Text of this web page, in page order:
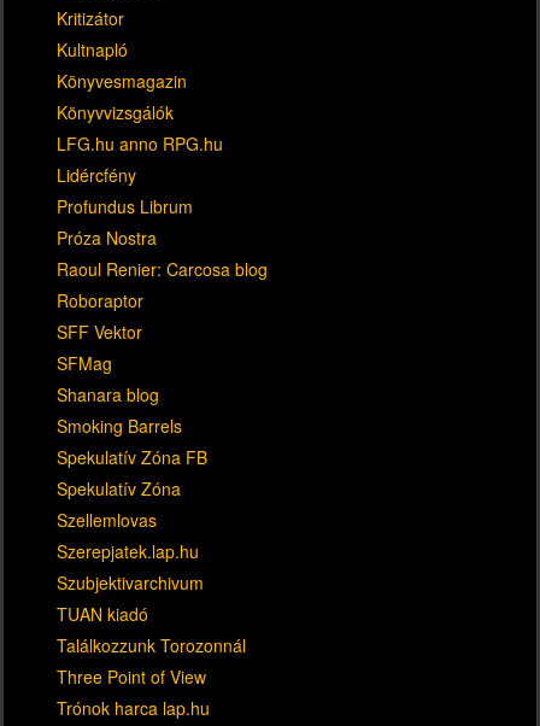
Kritizátor
Kultnapló
Könyvesmagazin
Könyvvizsgálók
LFG.hu anno RPG.hu
Lidércfény
Profundus Librum
Próza Nostra
Raoul Renier: Carcosa blog
Roboraptor
SFF Vektor
SFMag
Shanara blog
Smoking Barrels
Spekulatív Zóna FB
Spekulatív Zóna
Szellemlovas
Szerepjatek.lap.hu
Szubjektivarchivum
TUAN kiadó
Találkozzunk Torozonnál
Three Point of View
Trónok harca lap.hu